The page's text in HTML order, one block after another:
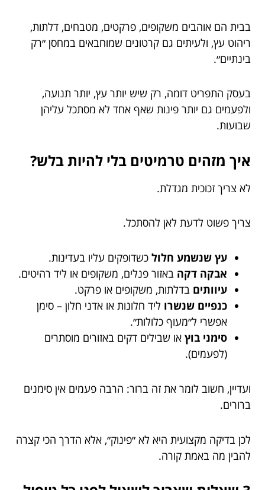
בבית הם אוהבים משקופים, פרקטים, מטבחים, דלתות,
ריהוט עץ, ולעיתים גם קרטונים שמוחבאים במחסן ״רק
בינתיים״.
בעסק התפריט דומה, רק שיש יותר עץ, יותר תנועה,
ולפעמים גם יותר פינות שאף אחד לא מסתכל עליהן
שבועות.
איך מזהים טרמיטים בלי להיות בלש?
לא צריך זכוכית מגדלת.
צריך פשוט לדעת לאן להסתכל.
עץ שנשמע חלול כשדופקים עליו בעדינות.
אבקה דקה באזור פנלים, משקופים או ליד רהיטים.
עיוותים בדלתות, משקופים או פרקט.
כנפיים שנשרו ליד חלונות או אדני חלון – סימן
אפשרי ל״מעוף כלולות״.
סימני בוץ או שבילים דקים באזורים מוסתרים
(לפעמים).
ועדיין, חשוב לומר את זה ברור: הרבה פעמים אין סימנים
ברורים.
לכן בדיקה מקצועית היא לא ״פינוק״, אלא הדרך הכי קצרה
להבין מה באמת קורה.